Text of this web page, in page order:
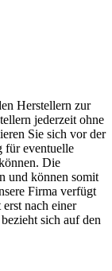
Herstellern zur
jederzeit ohne
Sie sich vor der
für eventuelle
Die
und können somit
Firma verfügt
nach einer
sich auf den